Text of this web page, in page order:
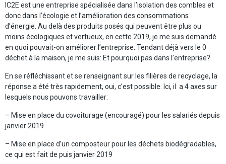
IC2E est une entreprise spécialisée dans l’isolation des combles et
donc dans l’écologie et l’amélioration des consommations
d’énergie. Au delà des produits posés qui peuvent être plus ou
moins écologiques et vertueux, en cette 2019, je me suis demandé
en quoi pouvait-on améliorer l’entreprise. Tendant déjà vers le 0
déchet à la maison, je me suis: Et pourquoi pas dans l’entreprise?
En se réfléchissant et se renseignant sur les filières de recyclage, la
réponse a été très rapidement, oui, c’est possible. Ici, il a 4 axes sur
lesquels nous pouvons travailler:
– Mise en place du covoiturage (encouragé) pour les salariés depuis
janvier 2019
– Mise en place d’un composteur pour les déchets biodégradables,
ce qui est fait de puis janvier 2019